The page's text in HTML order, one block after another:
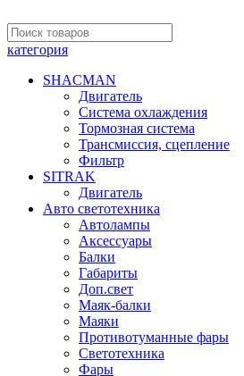
категория
SHACMAN
Двигатель
Система охлаждения
Тормозная система
Трансмиссия, сцепление
Фильтр
SITRAK
Двигатель
Авто светотехника
Автолампы
Аксессуары
Балки
Габариты
Доп.свет
Маяк-балки
Маяки
Противотуманные фары
Светотехника
Фары